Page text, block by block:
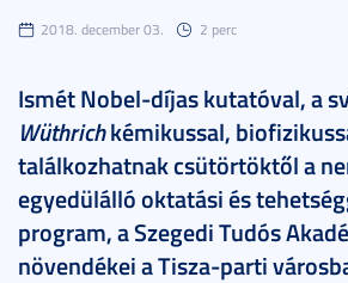
2018. december 03. 2 perc
Ismét Nobel-díjas kutatóval, a
Wüthrichkémikussal,
találkozhatnak csütörtöktől a
egyedülálló oktatási és
program, a Szegedi Tudós
növendékei a Tisza-parti